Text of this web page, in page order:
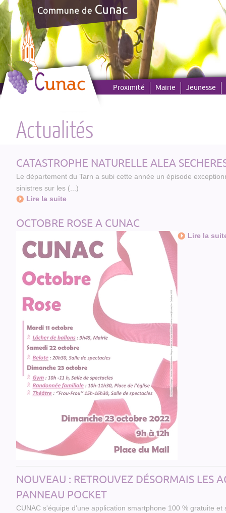
Proximité Mairie Jeunesse
Actualités
CATASTROPHE NATURELLE ALEA
Le département du Tarn a subi cette année un épisode
sinistres sur les (...)
Lire la suite
OCTOBRE ROSE A CUNAC
Lire la
NOUVEAU : RETROUVEZ DÉSORMAIS LES
PANNEAU POCKET
CUNAC s'équipe d'une application smartphone 100 % gratuite
Panneau de gestion des cookies